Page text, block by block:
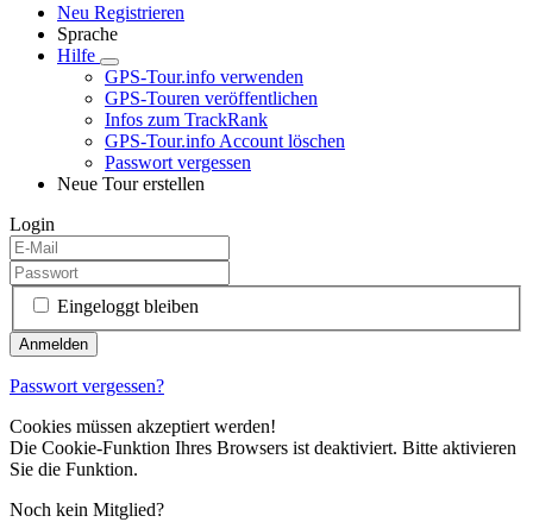
Neu Registrieren
Sprache
Hilfe
GPS-Tour.info verwenden
GPS-Touren veröffentlichen
Infos zum TrackRank
GPS-Tour.info Account löschen
Passwort vergessen
Neue Tour erstellen
Login
Eingeloggt bleiben
Passwort vergessen?
Cookies müssen akzeptiert werden!
Die Cookie-Funktion Ihres Browsers ist deaktiviert. Bitte aktivieren
Sie die Funktion.
Noch kein Mitglied?